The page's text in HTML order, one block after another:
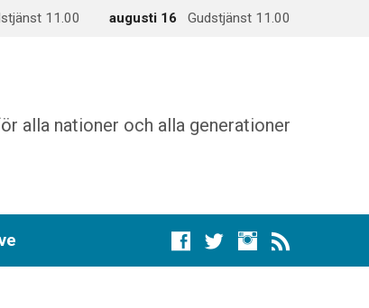
11.00 augusti 16 Gudstjänst 11.00
alla nationer och alla generationer